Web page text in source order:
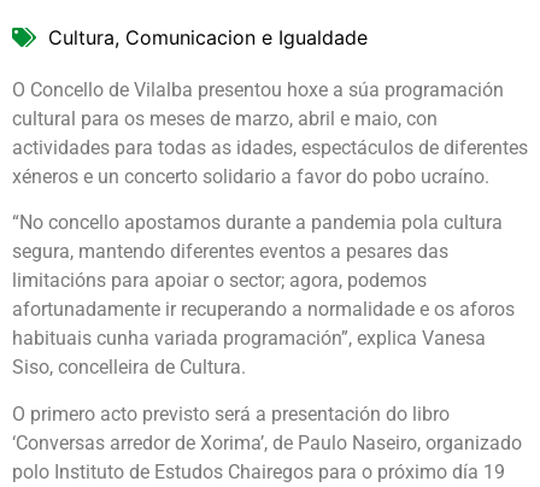
Cultura, Comunicacion e Igualdade
O Concello de Vilalba presentou hoxe a súa programación
cultural para os meses de marzo, abril e maio, con
actividades para todas as idades, espectáculos de diferentes
xéneros e un concerto solidario a favor do pobo ucraíno.
“No concello apostamos durante a pandemia pola cultura
segura, mantendo diferentes eventos a pesares das
limitacións para apoiar o sector; agora, podemos
afortunadamente ir recuperando a normalidade e os aforos
habituais cunha variada programación”, explica Vanesa
Siso, concelleira de Cultura.
O primero acto previsto será a presentación do libro
‘Conversas arredor de Xorima’, de Paulo Naseiro, organizado
polo Instituto de Estudos Chairegos para o próximo día 19